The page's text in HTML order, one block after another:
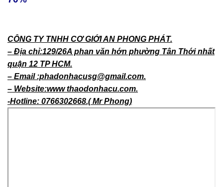
CÔNG TY TNHH CƠ GIỚI AN PHONG PHÁT.
– Địa chỉ:129/26A phan văn hớn phường Tân Thới nhất
quận 12 TP HCM.
– Email :phadonhacusg@gmail.com.
– Website:www thaodonhacu.com.
-Hotline: 0766302668.( Mr Phong)